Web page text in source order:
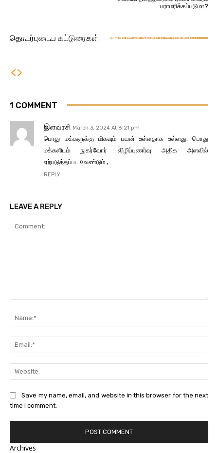
பராமரிக்கப்படுமா?
தொடர்புடைய கட்டுரைகள்(D.Sc.)
சார்ந்தவர் என்பது தமிழகத்துக்கு பெருமை – கல்லூரி
கல்வியும் வேலை வாய்ப்புகளும் சமூக முன்னேற்றத்தின்
முக்கிய முக்கிய துண்களாகும் – லோக் ஆயுக்தா
1 COMMENT
இளவரசி March 3, 2024 At 8:21 pm
பொது மக்களுக்கு மிகவும் பயன் உள்ளதாக உள்ளது, பொது
மக்களிடம் நுகர்வோர் விழிப்புணர்வு அதிக அளவில்
ஏற்படுத்தப்பட வேண்டும் ,
REPLY
LEAVE A REPLY
Save my name, email, and website in this browser for the next
time I comment.
Archives